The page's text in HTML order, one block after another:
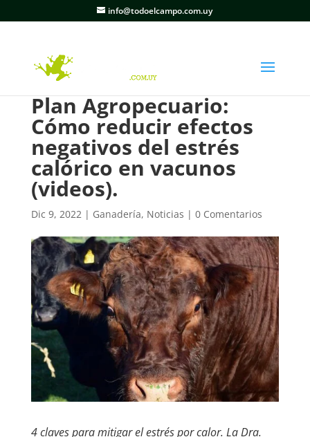
info@todoelcampo.com.uy
Plan Agropecuario:
Cómo reducir efectos
negativos del estrés
calórico en vacunos
(videos).
Dic 9, 2022| Ganadería, Noticias | 0 Comentarios
4 claves para mitigar el estrés por calor. La Dra.